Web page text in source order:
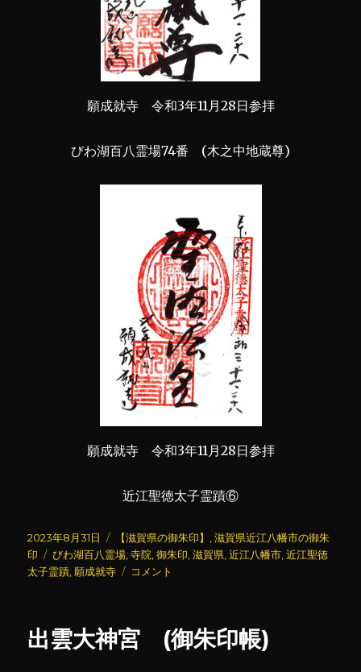
願成就寺 令和3年11月28日参拝
びわ湖百八霊場74番 (木之中地蔵尊)
願成就寺 令和3年11月28日参拝
近江聖徳太子霊蹟⑥
投
稿
日:
2023年8月31日
カ
テ
ゴ
【滋賀県の御朱印】 ,滋賀県近江八幡市の御朱
印
タ
グ
びわ湖百八霊場 ,寺院 ,御朱印 ,滋賀県 ,近江八幡市 ,近江聖徳
太子霊蹟 願成就寺
願
(3)
コメント
出雲大神宮 (御朱印帳)